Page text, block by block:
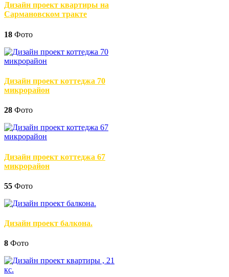
Дизайн проект квартиры на
Сармановском тракте
18 Фото
Дизайн проект коттеджа 70
микрорайон
28 Фото
Дизайн проект коттеджа 67
микрорайон
55 Фото
Дизайн проект балкона.
8 Фото